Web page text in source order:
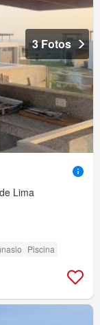
3 Fotos
Lima
Piscina